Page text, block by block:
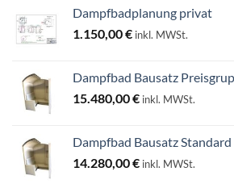
Dampfbadplanung privat
1.150,00€ inkl. MWSt.
Dampfbad Bausatz
15.480,00€ inkl. MWSt.
Dampfbad Bausatz Standard
14.280,00€ inkl. MWSt.